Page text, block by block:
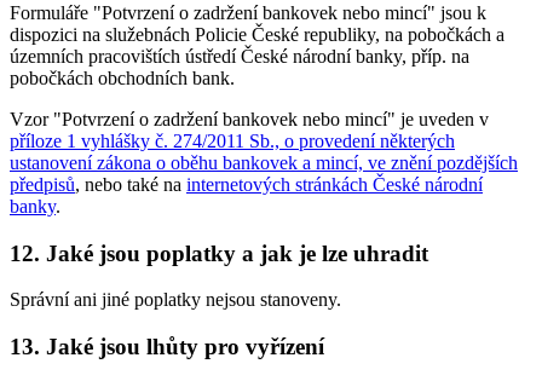
Formuláře "Potvrzení o zadržení bankovek nebo mincí" jsou k
dispozici na služebnách Policie České republiky, na pobočkách a
územních pracovištích ústředí České národní banky, příp. na
pobočkách obchodních bank.
Vzor "Potvrzení o zadržení bankovek nebo mincí" je uveden v
příloze 1 vyhlášky č. 274/2011 Sb., o provedení některých
ustanovení zákona o oběhu bankovek a mincí, ve znění pozdějších
předpisů, nebo také na internetových stránkách České národní
banky.
12. Jaké jsou poplatky a jak je lze uhradit
Správní ani jiné poplatky nejsou stanoveny.
13. Jaké jsou lhůty pro vyřízení